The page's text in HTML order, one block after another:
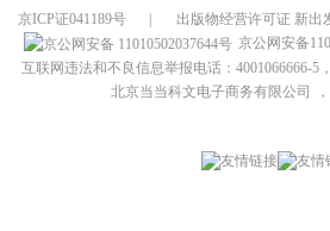
京ICP证041189号
出版物经营许可证 新出
京公网安备
互联网违法和不良信息举报电话：4001066666-5
北京当当科文电子商务有限公司